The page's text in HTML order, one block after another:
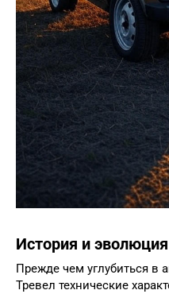
История и
Прежде чем углубиться в
Тревел технические